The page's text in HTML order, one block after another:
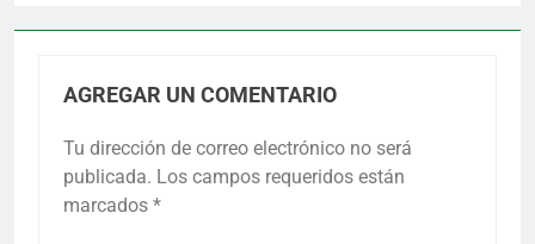
AGREGAR UN COMENTARIO
Tu dirección de correo electrónico no será
publicada. Los campos requeridos están
marcados *